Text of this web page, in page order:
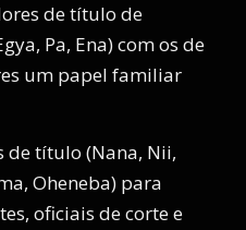
de título de
Pa, Ena) com os de
um papel familiar
de título (Nana, Nii,
Oheneba) para
oficiais de corte e